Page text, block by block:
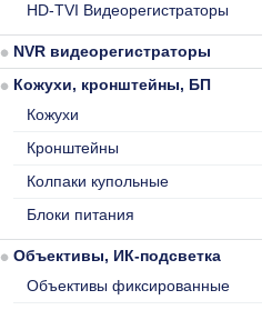
HD-TVI Видеорегистраторы
NVR видеорегистраторы
Кожухи, кронштейны, БП
Кожухи
Кронштейны
Колпаки купольные
Блоки питания
Объективы, ИК-подсветка
Объективы фиксированные